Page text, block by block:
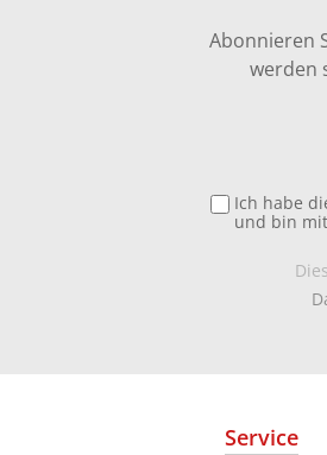
Abonnieren
werden
Ich habe
und bin
Service